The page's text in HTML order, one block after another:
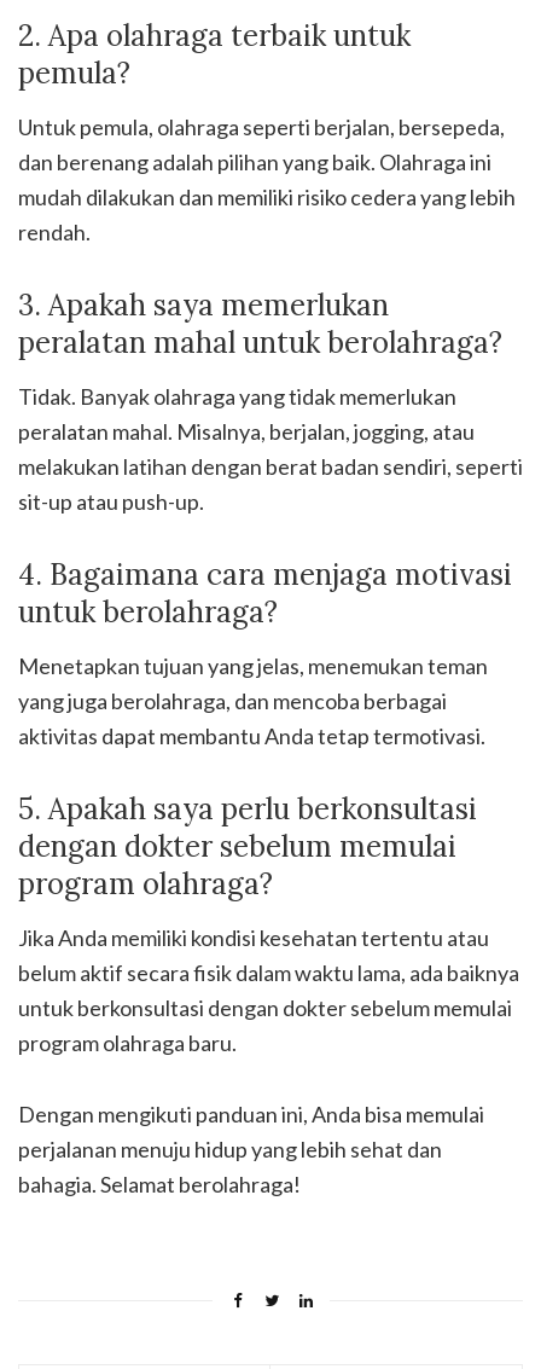
2. Apa olahraga terbaik untuk
pemula?
Untuk pemula, olahraga seperti berjalan, bersepeda,
dan berenang adalah pilihan yang baik. Olahraga ini
mudah dilakukan dan memiliki risiko cedera yang lebih
rendah.
3. Apakah saya memerlukan
peralatan mahal untuk berolahraga?
Tidak. Banyak olahraga yang tidak memerlukan
peralatan mahal. Misalnya, berjalan, jogging, atau
melakukan latihan dengan berat badan sendiri, seperti
sit-up atau push-up.
4. Bagaimana cara menjaga motivasi
untuk berolahraga?
Menetapkan tujuan yang jelas, menemukan teman
yang juga berolahraga, dan mencoba berbagai
aktivitas dapat membantu Anda tetap termotivasi.
5. Apakah saya perlu berkonsultasi
dengan dokter sebelum memulai
program olahraga?
Jika Anda memiliki kondisi kesehatan tertentu atau
belum aktif secara fisik dalam waktu lama, ada baiknya
untuk berkonsultasi dengan dokter sebelum memulai
program olahraga baru.
Dengan mengikuti panduan ini, Anda bisa memulai
perjalanan menuju hidup yang lebih sehat dan
bahagia. Selamat berolahraga!